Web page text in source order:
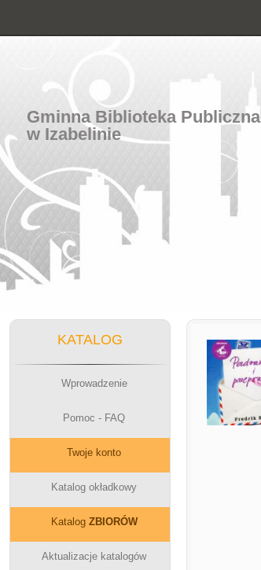
Gminna Biblioteka Publiczna
w Izabelinie
KATALOG
Wprowadzenie
Pomoc - FAQ
Twoje konto
Katalog okładkowy
Katalog ZBIORÓW
Aktualizacje katalogów